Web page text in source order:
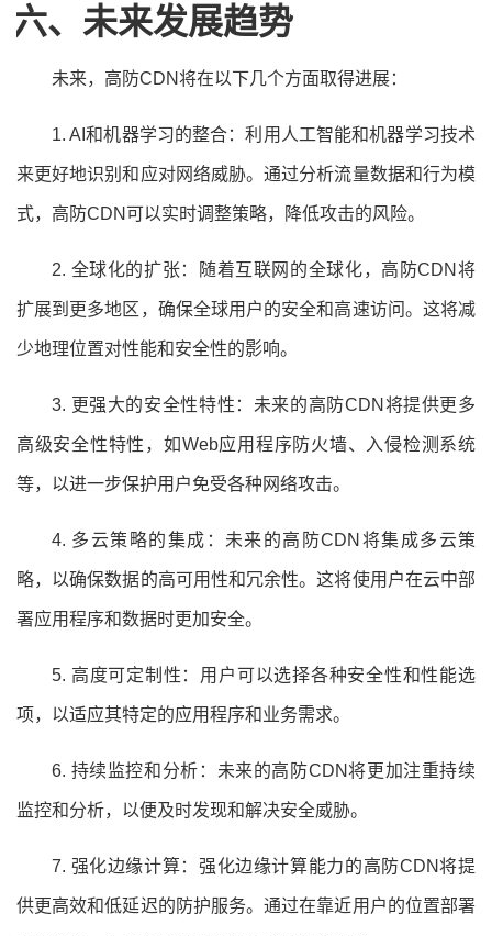
六、未来发展趋势
未来，高防CDN将在以下几个方面取得进展：
1. AI和机器学习的整合：利用人工智能和机器学习技术
来更好地识别和应对网络威胁。通过分析流量数据和行为模
式，高防CDN可以实时调整策略，降低攻击的风险。
2. 全球化的扩张：随着互联网的全球化，高防CDN将
扩展到更多地区，确保全球用户的安全和高速访问。这将减
少地理位置对性能和安全性的影响。
3. 更强大的安全性特性：未来的高防CDN将提供更多
高级安全性特性，如Web应用程序防火墙、入侵检测系统
等，以进一步保护用户免受各种网络攻击。
4. 多云策略的集成：未来的高防CDN将集成多云策
略，以确保数据的高可用性和冗余性。这将使用户在云中部
署应用程序和数据时更加安全。
5. 高度可定制性：用户可以选择各种安全性和性能选
项，以适应其特定的应用程序和业务需求。
6. 持续监控和分析：未来的高防CDN将更加注重持续
监控和分析，以便及时发现和解决安全威胁。
7. 强化边缘计算：强化边缘计算能力的高防CDN将提
供更高效和低延迟的防护服务。通过在靠近用户的位置部署